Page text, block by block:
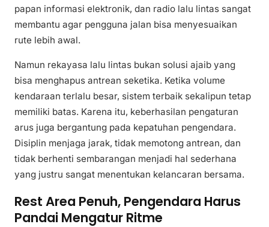
papan informasi elektronik, dan radio lalu lintas sangat
membantu agar pengguna jalan bisa menyesuaikan
rute lebih awal.
Namun rekayasa lalu lintas bukan solusi ajaib yang
bisa menghapus antrean seketika. Ketika volume
kendaraan terlalu besar, sistem terbaik sekalipun tetap
memiliki batas. Karena itu, keberhasilan pengaturan
arus juga bergantung pada kepatuhan pengendara.
Disiplin menjaga jarak, tidak memotong antrean, dan
tidak berhenti sembarangan menjadi hal sederhana
yang justru sangat menentukan kelancaran bersama.
Rest Area Penuh, Pengendara Harus
Pandai Mengatur Ritme